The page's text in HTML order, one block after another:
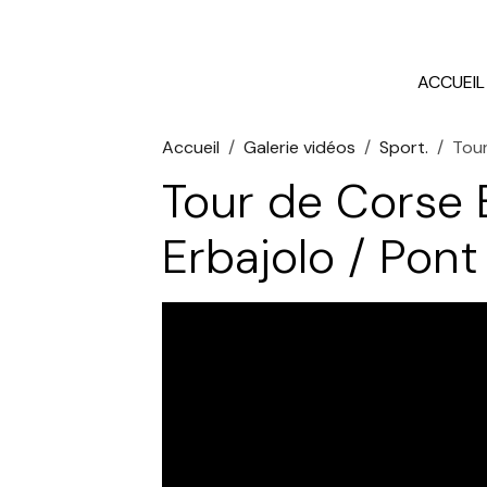
ACCUEIL
Accueil Galerie vidéos Sport.
Tour de Corse
Erbajolo /